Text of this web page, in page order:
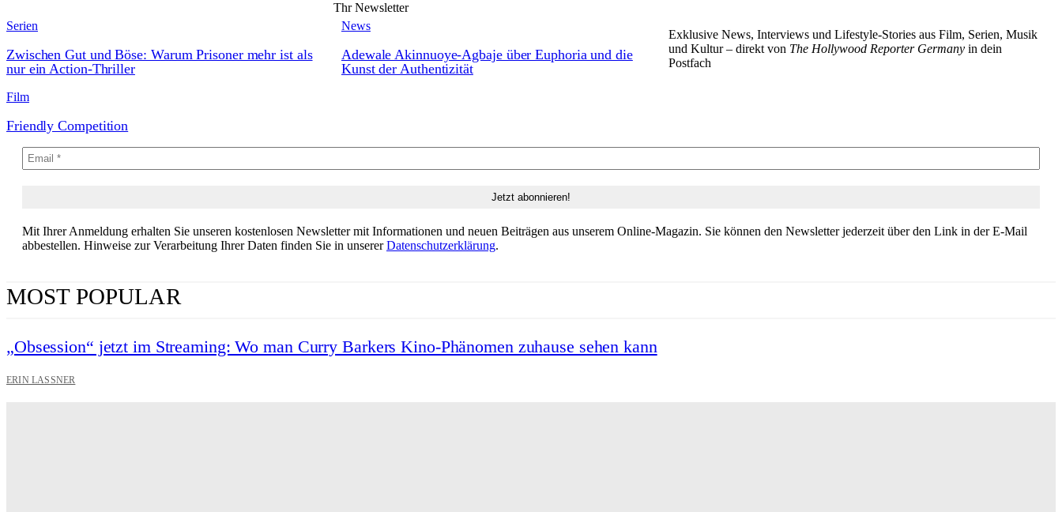
Serien
Zwischen Gut und Böse: Warum Prisoner mehr ist als
nur ein Action-Thriller
News
Adewale Akinnuoye-Agbaje über Euphoria und die
Kunst der Authentizität
Film
Friendly Competition
Thr Newsletter
Exklusive News, Interviews und Lifestyle-Stories aus Film, Serien, Musik
und Kultur – direkt von The Hollywood Reporter Germany in dein
Postfach
Mit Ihrer Anmeldung erhalten Sie unseren kostenlosen Newsletter mit Informationen und neuen Beiträgen aus unserem Online-Magazin. Sie können den Newsletter jederzeit über den Link in der E-Mail
abbestellen. Hinweise zur Verarbeitung Ihrer Daten finden Sie in unsererDatenschutzerklärung.
MOST POPULAR
„Obsession“ jetzt im Streaming: Wo man Curry Barkers Kino-Phänomen zuhause sehen kann
ERIN LASSNER